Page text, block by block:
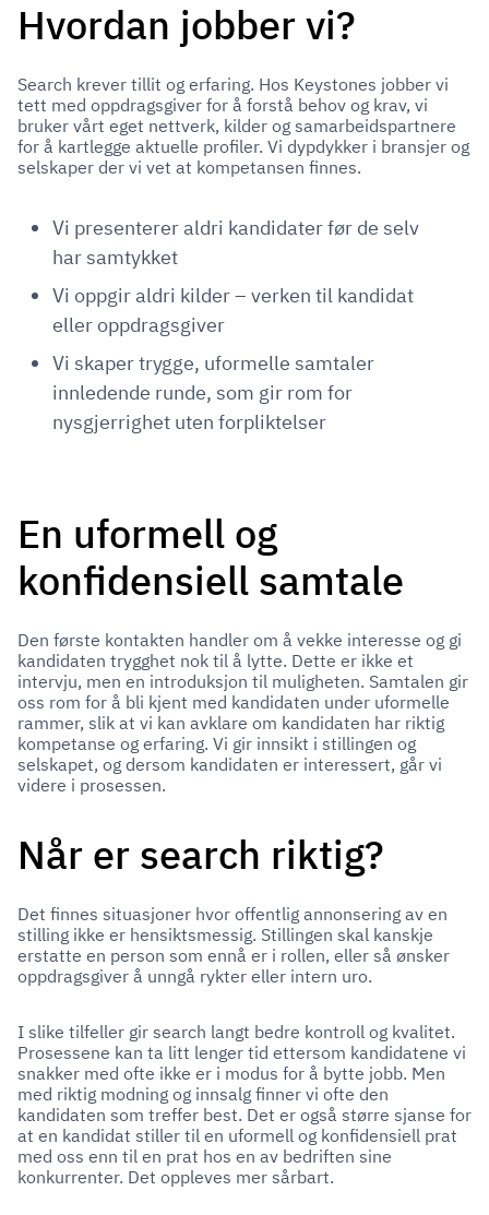
Hvordan jobber vi?
Search krever tillit og erfaring. Hos Keystones jobber vi
tett med oppdragsgiver for å forstå behov og krav, vi
bruker vårt eget nettverk, kilder og samarbeidspartnere
for å kartlegge aktuelle profiler. Vi dypdykker i bransjer og
selskaper der vi vet at kompetansen finnes.
Vi presenterer aldri kandidater før de selv
har samtykket
Vi oppgir aldri kilder – verken til kandidat
eller oppdragsgiver
Vi skaper trygge, uformelle samtaler
innledende runde, som gir rom for
nysgjerrighet uten forpliktelser
En uformell og
konfidensiell samtale
Den første kontakten handler om å vekke interesse og gi
kandidaten trygghet nok til å lytte. Dette er ikke et
intervju, men en introduksjon til muligheten. Samtalen gir
oss rom for å bli kjent med kandidaten under uformelle
rammer, slik at vi kan avklare om kandidaten har riktig
kompetanse og erfaring. Vi gir innsikt i stillingen og
selskapet, og dersom kandidaten er interessert, går vi
videre i prosessen.
Når er search riktig?
Det finnes situasjoner hvor offentlig annonsering av en
stilling ikke er hensiktsmessig. Stillingen skal kanskje
erstatte en person som ennå er i rollen, eller så ønsker
oppdragsgiver å unngå rykter eller intern uro.
I slike tilfeller gir search langt bedre kontroll og kvalitet.
Prosessene kan ta litt lenger tid ettersom kandidatene vi
snakker med ofte ikke er i modus for å bytte jobb. Men
med riktig modning og innsalg finner vi ofte den
kandidaten som treffer best. Det er også større sjanse for
at en kandidat stiller til en uformell og konfidensiell prat
med oss enn til en prat hos en av bedriften sine
konkurrenter. Det oppleves mer sårbart.